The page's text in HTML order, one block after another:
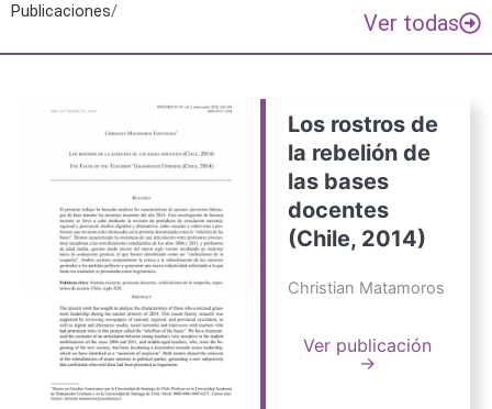
Publicaciones/ Ver todas
Los rostros de
la rebelión de
las bases
docentes
(Chile, 2014)
Christian Matamoros
Ver publicación
→